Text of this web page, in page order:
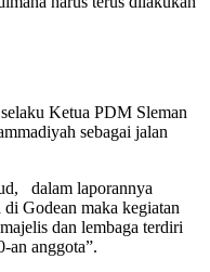
Ketua PDM Sleman
sebagai jalan
dalam laporannya
Godean maka kegiatan
dan lembaga terdiri
an anggota”.